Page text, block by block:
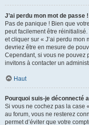
J’ai perdu mon mot de passe !
Pas de panique ! Bien que
peut facilement être
et cliquer sur « J’ai perdu mon
devriez être en mesure de
Cependant, si vous ne pouvez
invitons à contacter un
Haut
Pourquoi suis-je déconnecté
Si vous ne cochez pas la case
au forum, vous ne resterez
permet d’éviter que votre